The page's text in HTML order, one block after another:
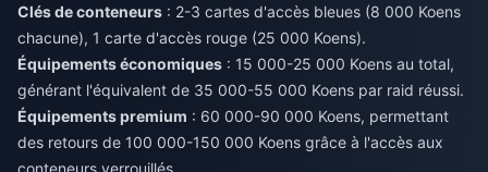
Clés de conteneurs : 2-3 cartes d'accès bleues (8 000 Koens
chacune), 1 carte d'accès rouge (25 000 Koens).
Équipements économiques : 15 000-25 000 Koens au total,
générant l'équivalent de 35 000-55 000 Koens par raid réussi.
Équipements premium : 60 000-90 000 Koens, permettant
des retours de 100 000-150 000 Koens grâce à l'accès aux
conteneurs verrouillés.